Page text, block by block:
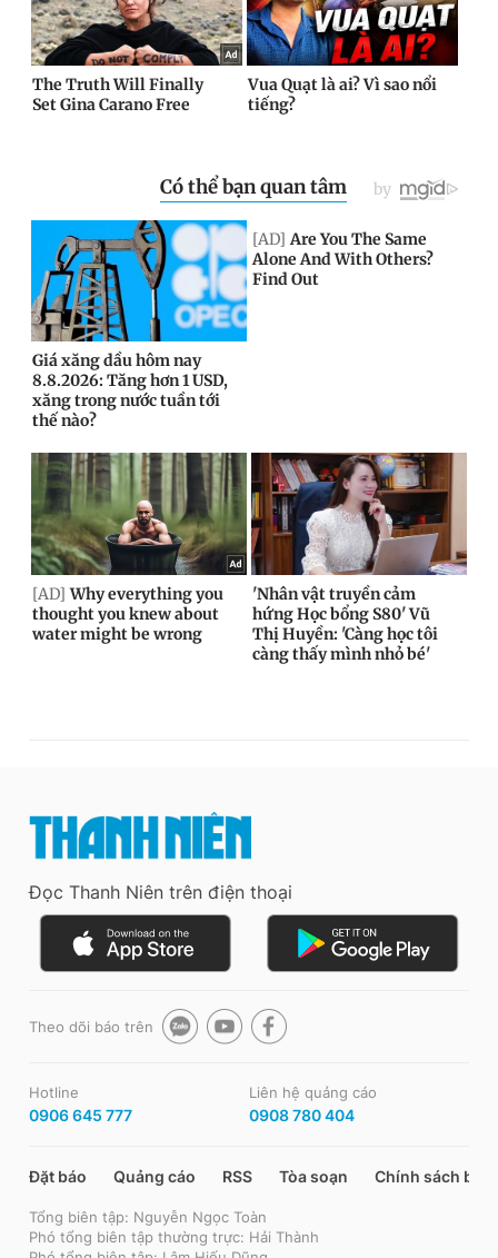
Đọc Thanh Niên trên điện thoại
Theo dõi báo trên
Hotline
0906 645 777
Liên hệ quảng cáo
0908 780 404
Đặt báo Quảng cáo RSS Tòa soạn Chính sách bảo
Tổng biên tập: Nguyễn Ngọc Toàn
Phó tổng biên tập thường trực: Hải Thành